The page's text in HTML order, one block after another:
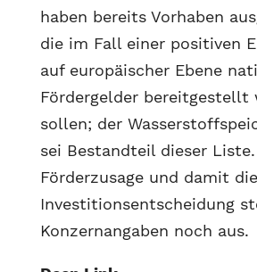
haben bereits Vorhaben
die im Fall einer positiven
auf europäischer Ebene
Fördergelder bereitgestellt
sollen; der
sei Bestandteil dieser
Förderzusage und damit
Investitionsentscheidung
Konzernangaben noch aus.